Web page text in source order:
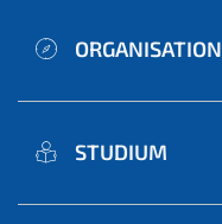
ORGANISATION
STUDIUM